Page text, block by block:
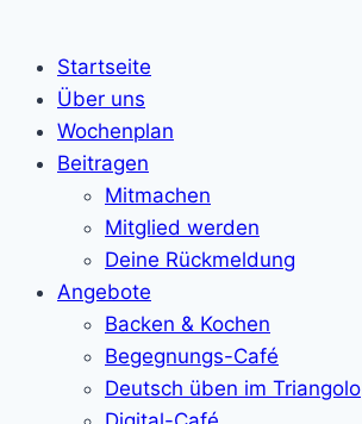
Startseite
Über uns
Wochenplan
Beitragen
Mitmachen
Mitglied werden
Deine Rückmeldung
Angebote
Backen & Kochen
Begegnungs-Café
Deutsch üben im Triangolo